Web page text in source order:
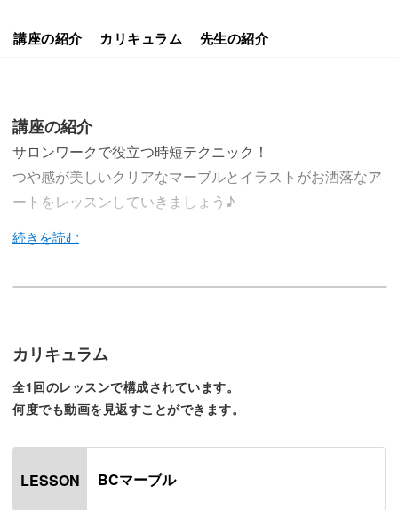
講座の紹介 カリキュラム 先生の紹介
講座の紹介
サロンワークで役立つ時短テクニック！
つや感が美しいクリアなマーブルとイラストがお洒落なア
ートをレッスンしていきましょう♪
♪
クリアなマーブル模様に線画のシンプルなイラストが描か
複雑で手の込んだアートに見えるのに時短できるデザイン
カリキュラム
全1回のレッスンで構成されています。
何度でも動画を見返すことができます。
LESSON BCマーブル